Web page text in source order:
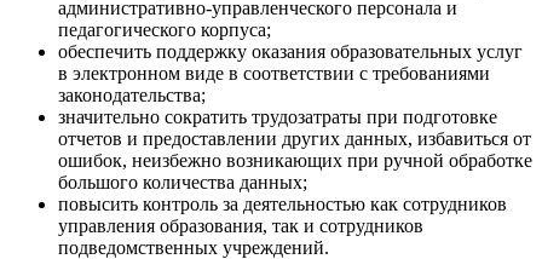
административно-управленческого персонала и
педагогического корпуса;
обеспечить поддержку оказания образовательных услуг
в электронном виде в соответствии с требованиями
законодательства;
значительно сократить трудозатраты при подготовке
отчетов и предоставлении других данных, избавиться от
ошибок, неизбежно возникающих при ручной обработке
большого количества данных;
повысить контроль за деятельностью как сотрудников
управления образования, так и сотрудников
подведомственных учреждений.